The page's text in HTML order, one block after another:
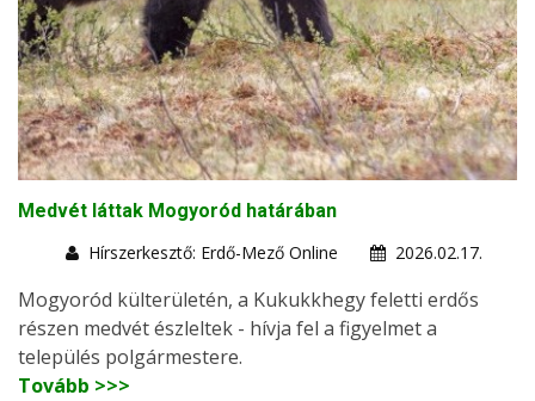
Medvét láttak Mogyoród határában
Hírszerkesztő: Erdő-Mező Online
2026.02.17.
Mogyoród külterületén, a Kukukkhegy feletti erdős
részen medvét észleltek - hívja fel a figyelmet a
település polgármestere.
Tovább >>>